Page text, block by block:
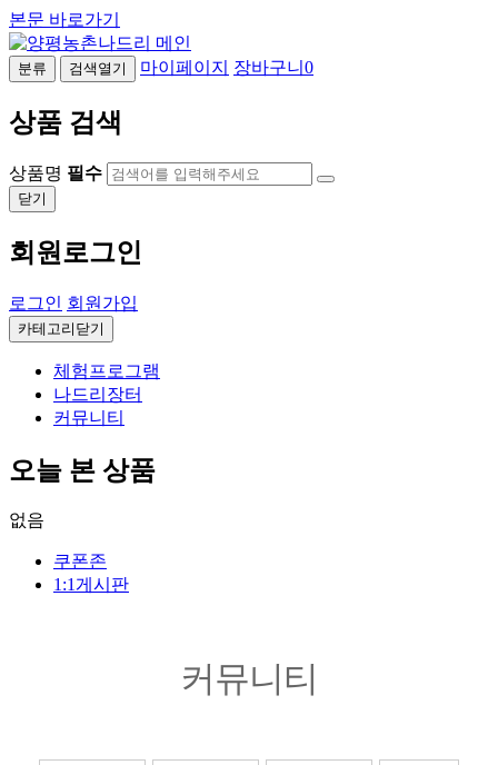
본문 바로가기
분류 검색열기 마이페이지 장바구니 0
상품 검색
상품명 필수
닫기
회원로그인
로그인 회원가입
카테고리닫기
체험프로그램
나드리장터
커뮤니티
오늘 본 상품
없음
쿠폰존
1:1게시판
커뮤니티